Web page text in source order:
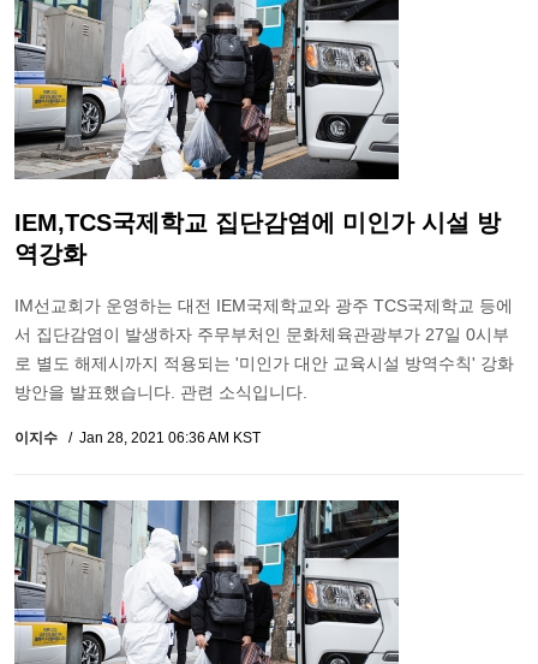
IEM,TCS국제학교 집단감염에 미인가 시설 방
역강화
IM선교회가 운영하는 대전 IEM국제학교와 광주 TCS국제학교 등에
서 집단감염이 발생하자 주무부처인 문화체육관광부가 27일 0시부
로 별도 해제시까지 적용되는 '미인가 대안 교육시설 방역수칙' 강화
방안을 발표했습니다. 관련 소식입니다.
이지수 Jan 28, 2021 06:36 AM KST